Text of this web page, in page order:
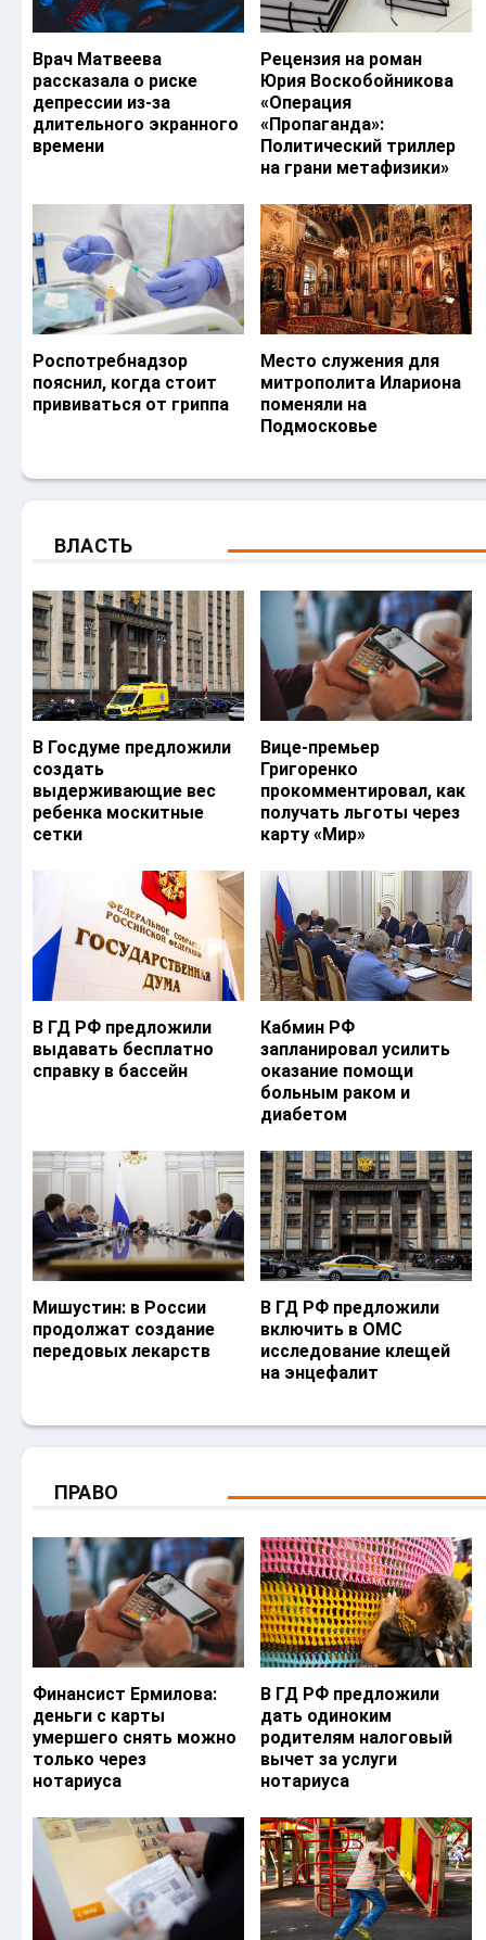
Врач Матвеева
рассказала о риске
депрессии из-за
длительного экранного
времени
Рецензия на роман
Юрия Воскобойникова
«Операция
«Пропаганда»:
Политический триллер
на грани метафизики»
Роспотребнадзор
пояснил, когда стоит
прививаться от гриппа
Место служения для
митрополита Илариона
поменяли на
Подмосковье
ВЛАСТЬ
В Госдуме предложили
создать
выдерживающие вес
ребенка москитные
сетки
Вице-премьер
Григоренко
прокомментировал, как
получать льготы через
карту «Мир»
В ГД РФ предложили
выдавать бесплатно
справку в бассейн
Кабмин РФ
запланировал усилить
оказание помощи
больным раком и
диабетом
Мишустин: в России
продолжат создание
передовых лекарств
В ГД РФ предложили
включить в ОМС
исследование клещей
на энцефалит
ПРАВО
Финансист Ермилова:
деньги с карты
умершего снять можно
только через
нотариуса
В ГД РФ предложили
дать одиноким
родителям налоговый
вычет за услуги
нотариуса